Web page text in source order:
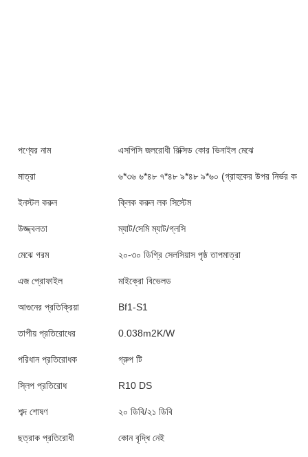
পণ্যের নাম এসপিসি জলরোধী রিক্সিড কোর ভিনাইল মেঝে
মাত্রা ৬*৩৬ ৬*৪৮ ৭*৪৮ ৯*৪৮ ৯*৬০ (গ্রাহকের উপর নির্ভর করে)
ইনস্টল করুন ক্লিক করুন লক সিস্টেম
উজ্জ্বলতা ম্যাট/সেমি ম্যাট/গ্লসি
মেঝে গরম ২০-৩০ ডিগ্রি সেলসিয়াস পৃষ্ঠ তাপমাত্রা
এজ প্রোফাইল মাইক্রো বিভেলড
আগুনের প্রতিক্রিয়া Bf1-S1
তাপীয় প্রতিরোধের 0.038m2K/W
পরিধান প্রতিরোধক গ্রুপ টি
স্লিপ প্রতিরোধ R10 DS
শব্দ শোষণ ২০ ডিবি/২১ ডিবি
ছত্রাক প্রতিরোধী কোন বৃদ্ধি নেই